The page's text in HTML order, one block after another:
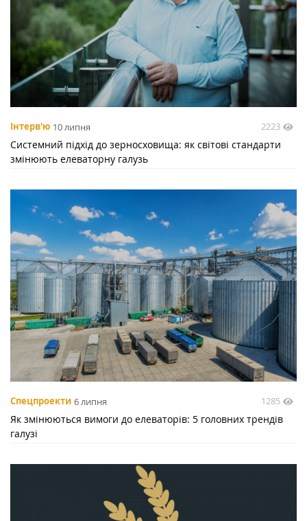
Інтерв'ю 10 липня 2223
Системний підхід до зерносховища: як світові стандарти
змінюють елеваторну галузь
Спецпроекти 6 липня 1285
Як змінюються вимоги до елеваторів: 5 головних трендів
галузі